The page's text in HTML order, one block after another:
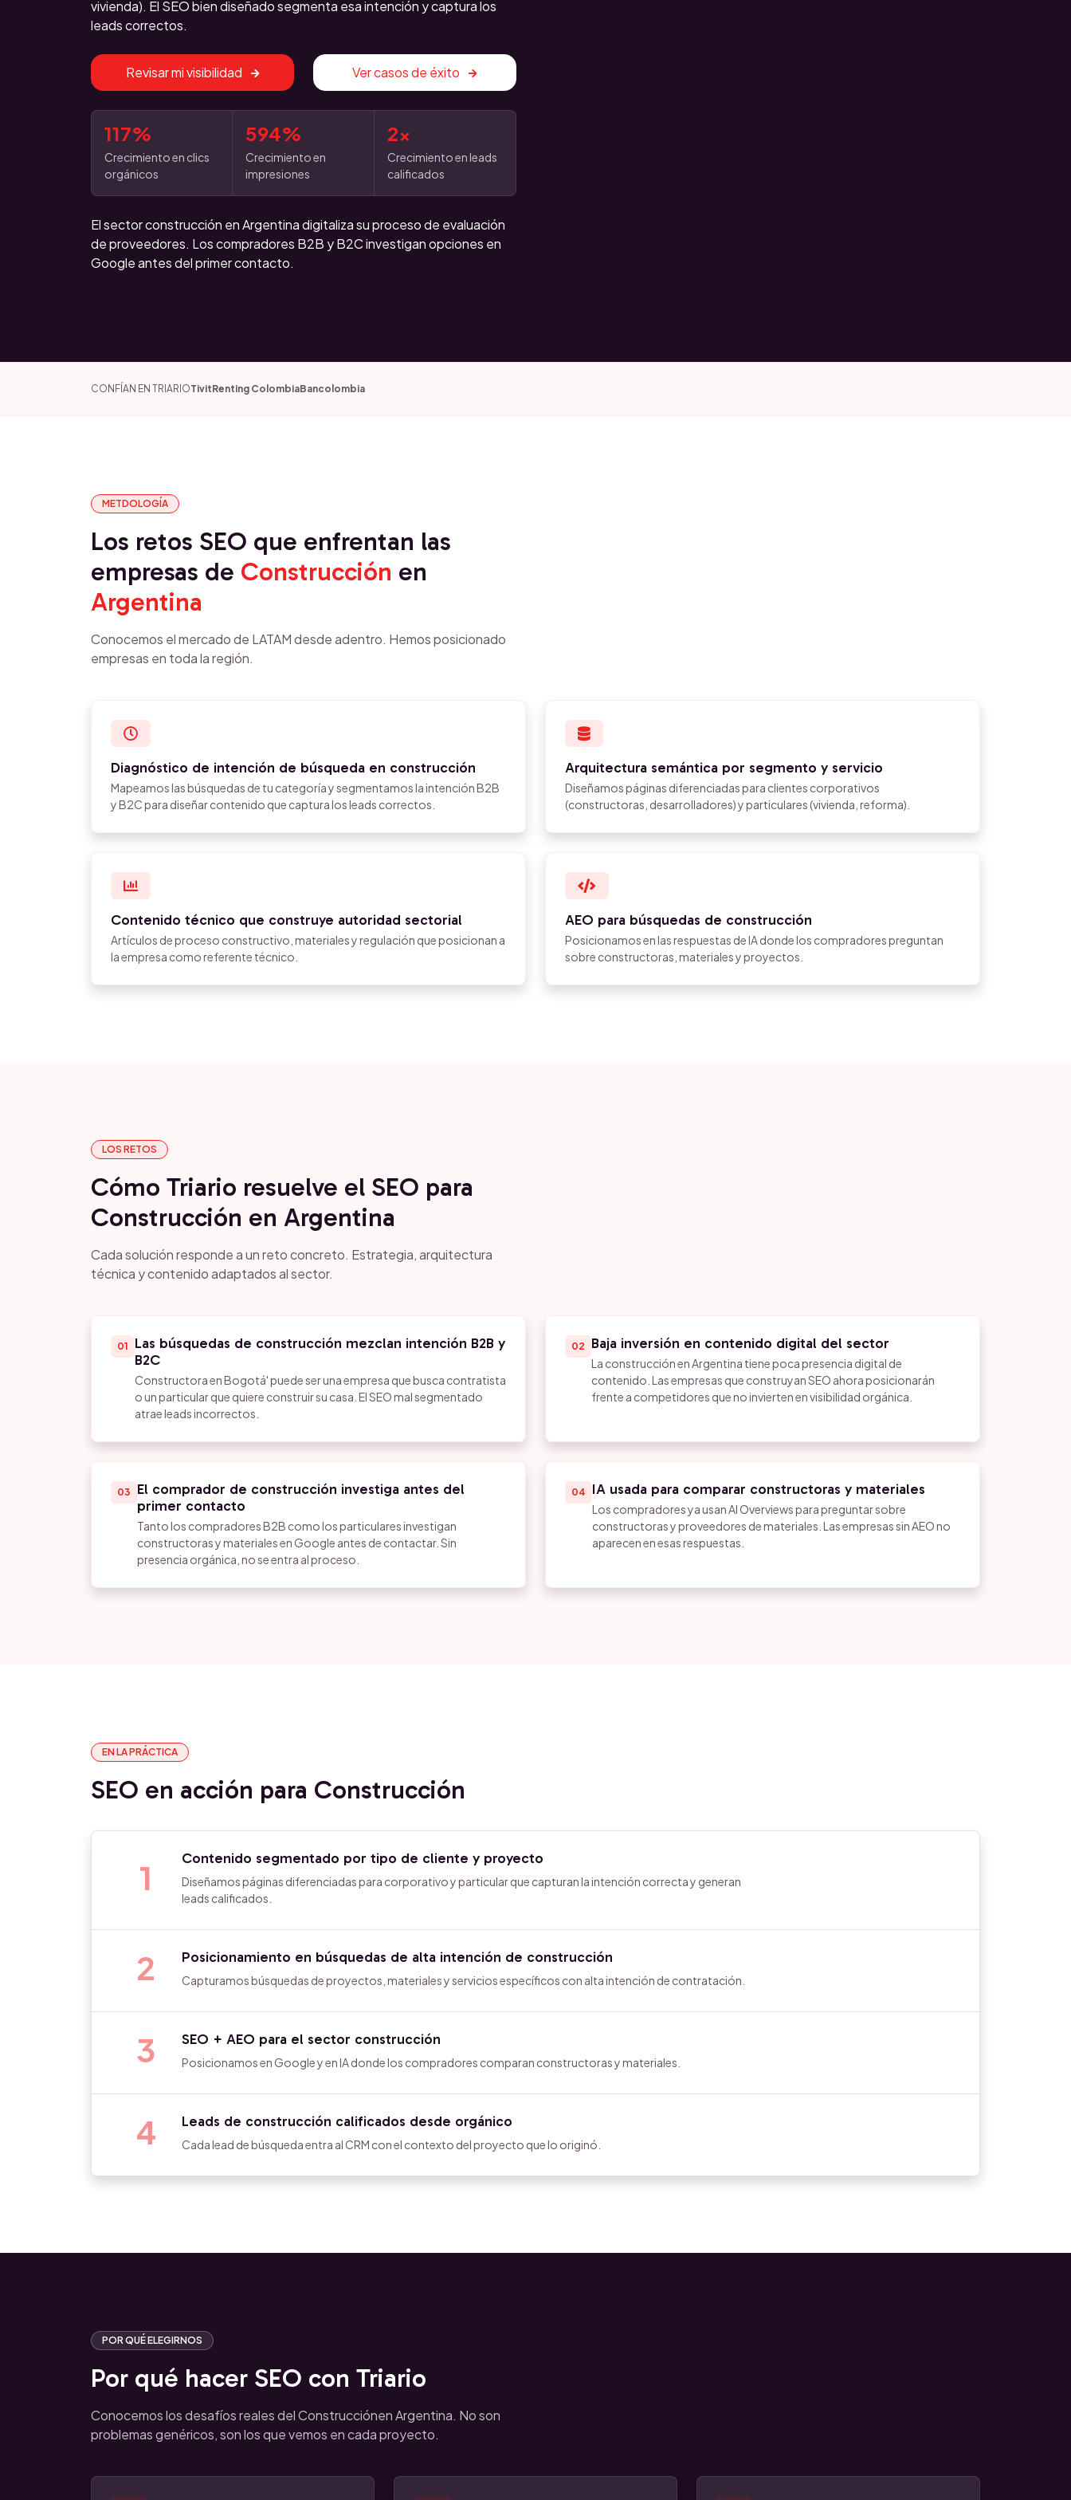
vivienda). El SEO bien diseñado segmenta esa intención y captura los
leads correctos.
Revisar mi visibilidad Ver casos de éxito
117%
Crecimiento en clics
orgánicos
594%
Crecimiento en
impresiones
2x
Crecimiento en leads
calificados
El sector construcción en Argentina digitaliza su proceso de evaluación
de proveedores. Los compradores B2B y B2C investigan opciones en
Google antes del primer contacto.
CONFÍAN EN TRIARIOTivitRenting ColombiaBancolombia
METDOLOGÍA
Los retos SEO que enfrentan las
empresas de Construcción en
Argentina
Conocemos el mercado de LATAM desde adentro. Hemos posicionado
empresas en toda la región.
Diagnóstico de intención de búsqueda en construcción
Mapeamos las búsquedas de tu categoría y segmentamos la intención B2B
y B2C para diseñar contenido que captura los leads correctos.
Arquitectura semántica por segmento y servicio
Diseñamos páginas diferenciadas para clientes corporativos
(constructoras, desarrolladores) y particulares (vivienda, reforma).
Contenido técnico que construye autoridad sectorial
Artículos de proceso constructivo, materiales y regulación que posicionan a
la empresa como referente técnico.
AEO para búsquedas de construcción
Posicionamos en las respuestas de IA donde los compradores preguntan
sobre constructoras, materiales y proyectos.
LOS RETOS
Cómo Triario resuelve el SEO para
Construcción en Argentina
Cada solución responde a un reto concreto. Estrategia, arquitectura
técnica y contenido adaptados al sector.
01
Las búsquedas de construcción mezclan intención B2B y
B2C
Constructora en Bogotá' puede ser una empresa que busca contratista
o un particular que quiere construir su casa. El SEO mal segmentado
atrae leads incorrectos.
02 Baja inversión en contenido digital del sector
La construcción en Argentina tiene poca presencia digital de
contenido. Las empresas que construyan SEO ahora posicionarán
frente a competidores que no invierten en visibilidad orgánica.
03
El comprador de construcción investiga antes del
primer contacto
Tanto los compradores B2B como los particulares investigan
constructoras y materiales en Google antes de contactar. Sin
presencia orgánica, no se entra al proceso.
04 IA usada para comparar constructoras y materiales
Los compradores ya usan AI Overviews para preguntar sobre
constructoras y proveedores de materiales. Las empresas sin AEO no
aparecen en esas respuestas.
EN LA PRÁCTICA
SEO en acción para Construcción
1 Contenido segmentado por tipo de cliente y proyecto
Diseñamos páginas diferenciadas para corporativo y particular que capturan la intención correcta y generan
leads calificados.
2 Posicionamiento en búsquedas de alta intención de construcción
Capturamos búsquedas de proyectos, materiales y servicios específicos con alta intención de contratación.
3 SEO + AEO para el sector construcción
Posicionamos en Google y en IA donde los compradores comparan constructoras y materiales.
4 Leads de construcción calificados desde orgánico
Cada lead de búsqueda entra al CRM con el contexto del proyecto que lo originó.
POR QUÉ ELEGIRNOS
Por qué hacer SEO con Triario
Conocemos los desafíos reales del Construcciónen Argentina. No son
problemas genéricos, son los que vemos en cada proyecto.